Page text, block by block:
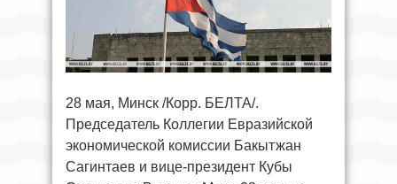
28 мая, Минск /Корр. БЕЛТА/.
Председатель Коллегии Евразийской
экономической комиссии Бакытжан
Сагинтаев и вице-президент Кубы